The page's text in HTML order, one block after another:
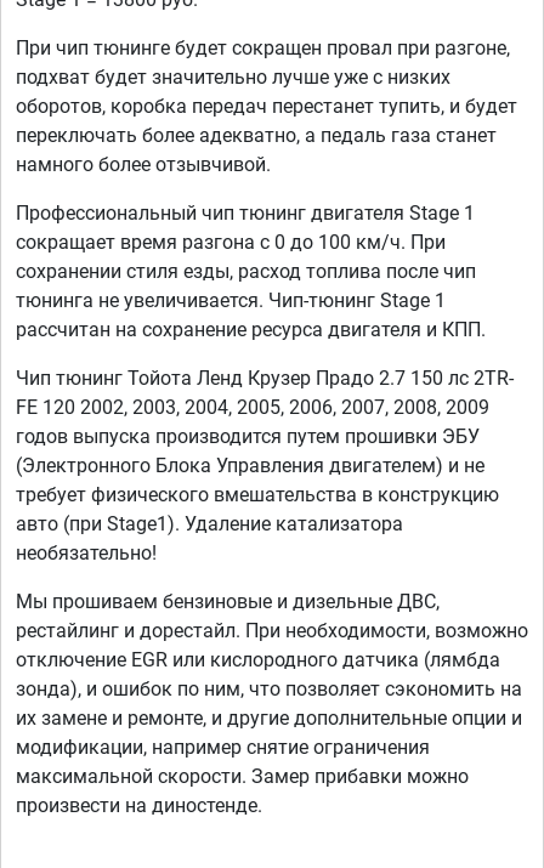
При чип тюнинге будет сокращен провал при разгоне,
подхват будет значительно лучше уже с низких
оборотов, коробка передач перестанет тупить, и будет
переключать более адекватно, а педаль газа станет
намного более отзывчивой.
Профессиональный чип тюнинг двигателя Stage 1
сокращает время разгона с 0 до 100 км/ч. При
сохранении стиля езды, расход топлива после чип
тюнинга не увеличивается. Чип-тюнинг Stage 1
рассчитан на сохранение ресурса двигателя и КПП.
Чип тюнинг Тойота Ленд Крузер Прадо 2.7 150 лс 2TR-
FE 120 2002, 2003, 2004, 2005, 2006, 2007, 2008, 2009
годов выпуска производится путем прошивки ЭБУ
(Электронного Блока Управления двигателем) и не
требует физического вмешательства в конструкцию
авто (при Stage1). Удаление катализатора
необязательно!
Мы прошиваем бензиновые и дизельные ДВС,
рестайлинг и дорестайл. При необходимости, возможно
отключение EGR или кислородного датчика (лямбда
зонда), и ошибок по ним, что позволяет сэкономить на
их замене и ремонте, и другие дополнительные опции и
модификации, например снятие ограничения
максимальной скорости. Замер прибавки можно
произвести на диностенде.